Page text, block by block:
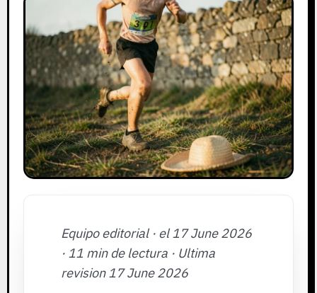
Equipo editorial · el 17 June 2026
· 11 min de lectura · Ultima
revision 17 June 2026